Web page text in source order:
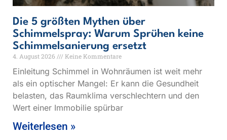
Die 5 größten Mythen über
Schimmelspray: Warum Sprühen keine
Schimmelsanierung ersetzt
4. August 2026 Keine Kommentare
Einleitung Schimmel in Wohnräumen ist weit mehr
als ein optischer Mangel: Er kann die Gesundheit
belasten, das Raumklima verschlechtern und den
Wert einer Immobilie spürbar
Weiterlesen »